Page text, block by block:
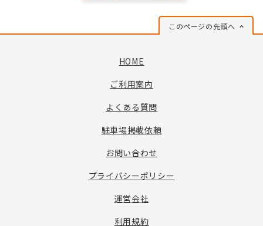
このページの先頭へ
HOME
ご利用案内
よくある質問
駐車場掲載依頼
お問い合わせ
プライバシーポリシー
運営会社
利用規約